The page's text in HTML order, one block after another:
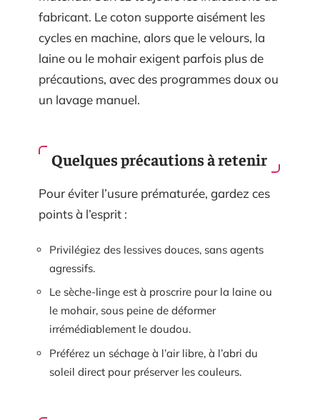
fabricant. Le coton supporte aisément les
cycles en machine, alors que le velours, la
laine ou le mohair exigent parfois plus de
précautions, avec des programmes doux ou
un lavage manuel.
Quelques précautions à retenir
Pour éviter l’usure prématurée, gardez ces
points à l’esprit :
Privilégiez des lessives douces, sans agents
agressifs.
Le sèche-linge est à proscrire pour la laine ou
le mohair, sous peine de déformer
irrémédiablement le doudou.
Préférez un séchage à l’air libre, à l’abri du
soleil direct pour préserver les couleurs.